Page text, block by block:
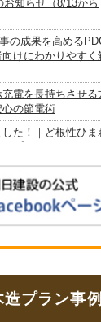
プラン事例